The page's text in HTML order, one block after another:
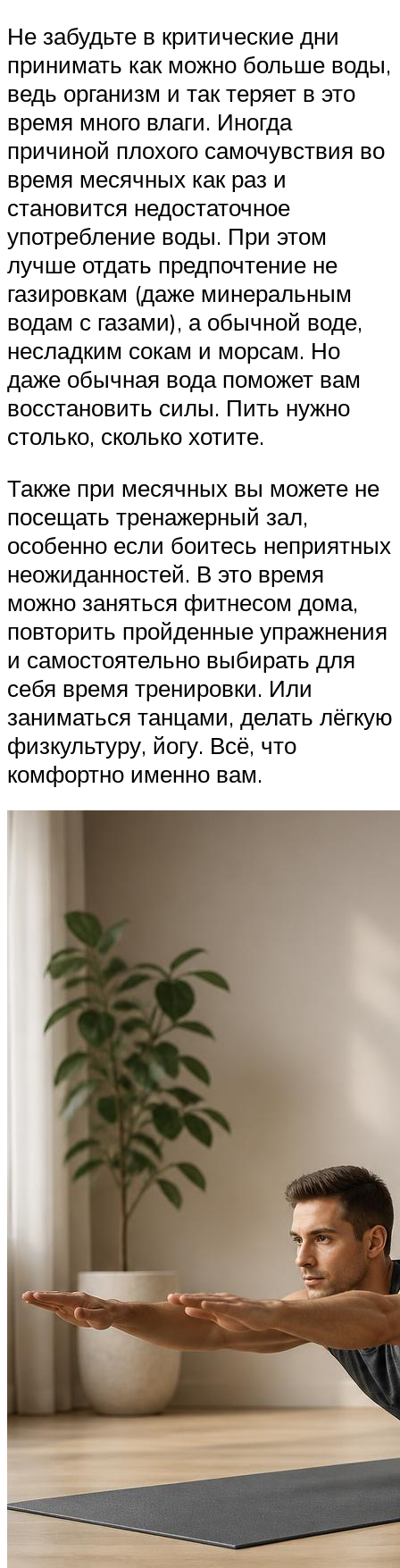
Не забудьте в критические дни
принимать как можно больше воды,
ведь организм и так теряет в это
время много влаги. Иногда
причиной плохого самочувствия во
время месячных как раз и
становится недостаточное
употребление воды. При этом
лучше отдать предпочтение не
газировкам (даже минеральным
водам с газами), а обычной воде,
несладким сокам и морсам. Но
даже обычная вода поможет вам
восстановить силы. Пить нужно
столько, сколько хотите.
Также при месячных вы можете не
посещать тренажерный зал,
особенно если боитесь неприятных
неожиданностей. В это время
можно заняться фитнесом дома,
повторить пройденные упражнения
и самостоятельно выбирать для
себя время тренировки. Или
заниматься танцами, делать лёгкую
физкультуру, йогу. Всё, что
комфортно именно вам.